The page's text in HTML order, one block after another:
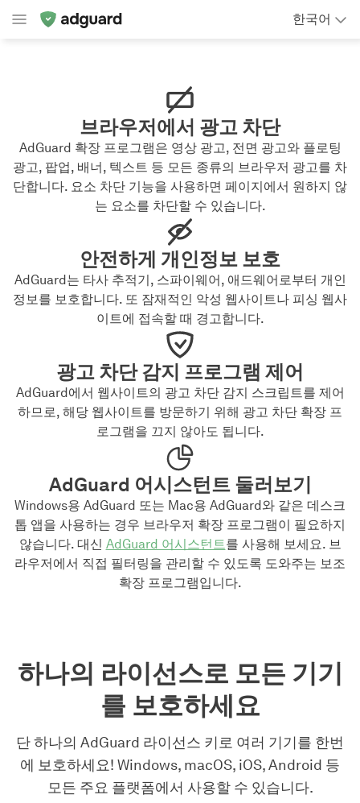
한국어
브라우저에서 광고 차단
AdGuard 확장 프로그램은 영상 광고, 전면 광고와 플로팅
광고, 팝업, 배너, 텍스트 등 모든 종류의 브라우저 광고를 차
단합니다. 요소 차단 기능을 사용하면 페이지에서 원하지 않
는 요소를 차단할 수 있습니다.
안전하게 개인정보 보호
AdGuard는 타사 추적기, 스파이웨어, 애드웨어로부터 개인
정보를 보호합니다. 또 잠재적인 악성 웹사이트나 피싱 웹사
이트에 접속할 때 경고합니다.
광고 차단 감지 프로그램 제어
AdGuard에서 웹사이트의 광고 차단 감지 스크립트를 제어
하므로, 해당 웹사이트를 방문하기 위해 광고 차단 확장 프
로그램을 끄지 않아도 됩니다.
AdGuard 어시스턴트 둘러보기
Windows용 AdGuard 또는 Mac용 AdGuard와 같은 데스크
톱 앱을 사용하는 경우 브라우저 확장 프로그램이 필요하지
않습니다. 대신 AdGuard 어시스턴트를 사용해 보세요. 브
라우저에서 직접 필터링을 관리할 수 있도록 도와주는 보조
확장 프로그램입니다.
하나의 라이선스로 모든 기기
를 보호하세요
단 하나의 AdGuard 라이선스 키로 여러 기기를 한번
에 보호하세요! Windows, macOS, iOS, Android 등
모든 주요 플랫폼에서 사용할 수 있습니다.